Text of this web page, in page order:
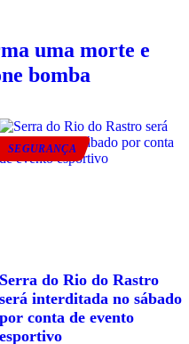
uma morte e
bomba
SEGURANÇA
Serra do Rio do Rastro
será interditada no sábado
por conta de evento
esportivo